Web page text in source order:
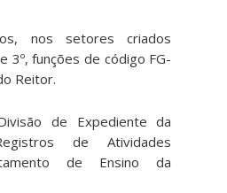
nos setores criados
3º, funções de código FG-
Reitor.
de Expediente da
de Atividades
de Ensino da